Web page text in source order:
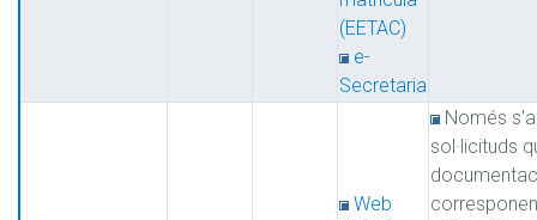
(EETAC)
e-
Secretaria
Web
Només
sol·licituds